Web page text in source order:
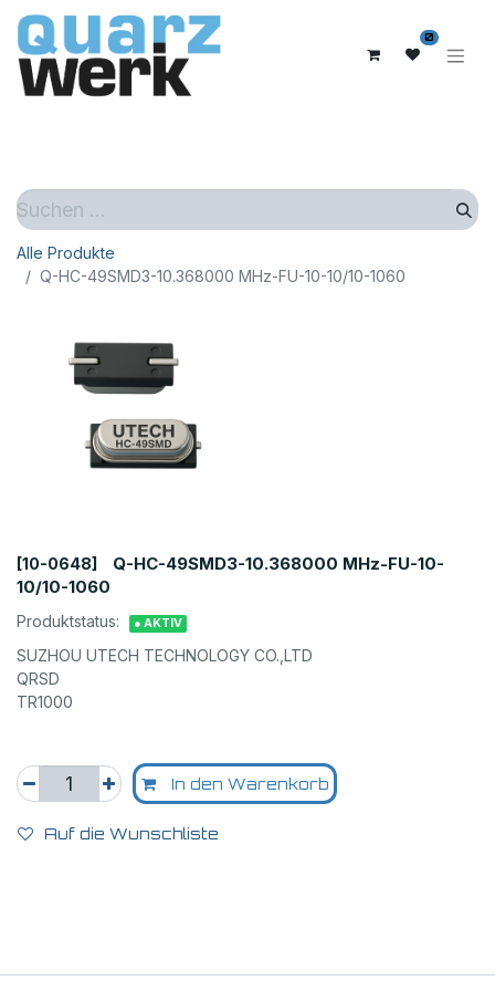
0
Alle Produkte
Q-HC-49SMD3-10.368000 MHz-FU-10-10/10-1060
[10-0648]
Q-HC-49SMD3-10.368000 MHz-FU-10-
10/10-1060
Produktstatus: ● AKTIV
SUZHOU UTECH TECHNOLOGY CO.,LTD
QRSD
TR1000
In den Warenkorb
Auf die Wunschliste